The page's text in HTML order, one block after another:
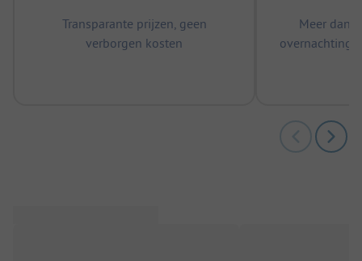
Transparante prijzen, geen
verborgen kosten
Meer dan